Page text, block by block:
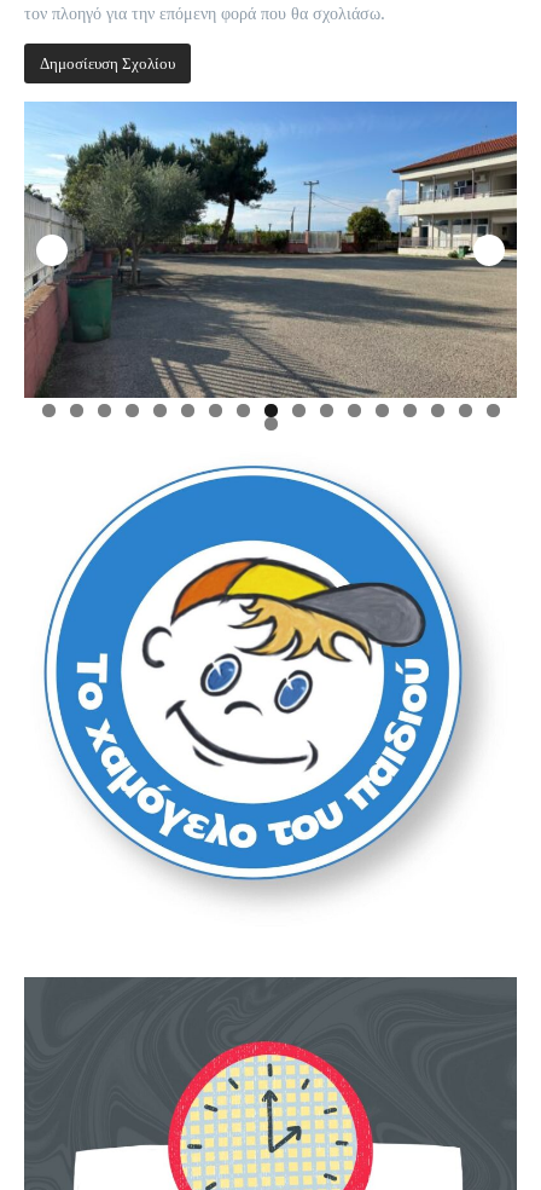
τον πλοηγό για την επόμενη φορά που θα σχολιάσω.